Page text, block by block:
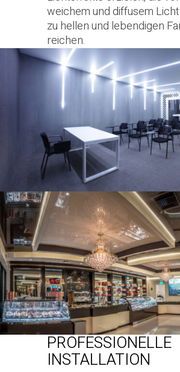
weichem und diffusem
zu hellen und lebendigen
reichen.
PROFESSIONELLE
INSTALLATION